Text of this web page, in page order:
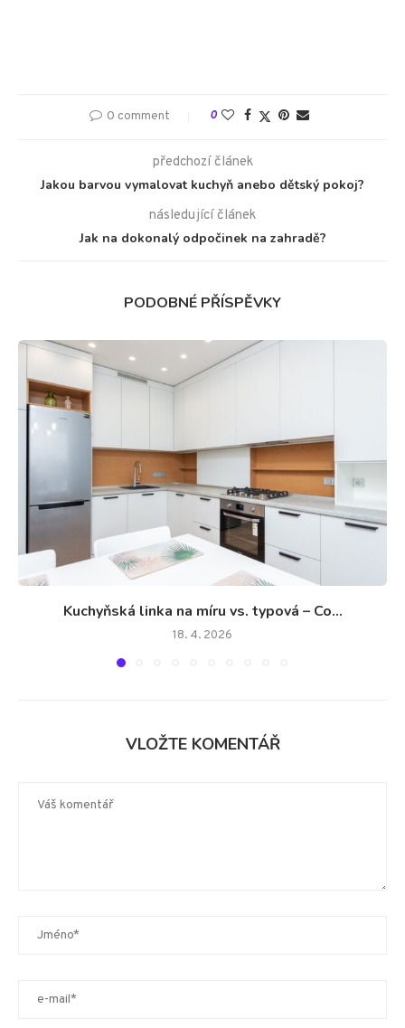
0 comment 0
předchozí článek
Jakou barvou vymalovat kuchyň anebo dětský pokoj?
následující článek
Jak na dokonalý odpočinek na zahradě?
PODOBNÉ PŘÍSPĚVKY
Kuchyňská linka na míru vs. typová – Co...
18. 4. 2026
VLOŽTE KOMENTÁŘ